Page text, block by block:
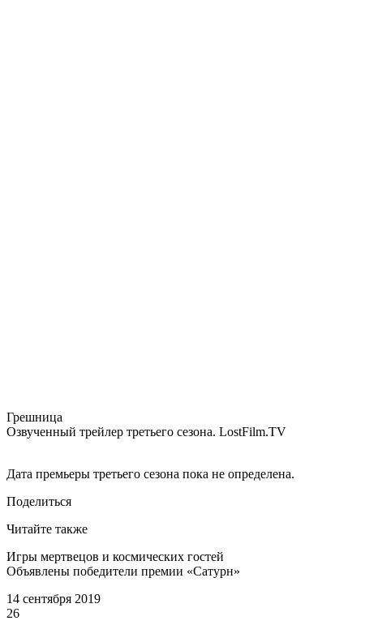
Грешница
Озвученный трейлер третьего сезона. LostFilm.TV
Дата премьеры третьего сезона пока не определена.
Поделиться
Читайте также
Игры мертвецов и космических гостей
Объявлены победители премии «Сатурн»
14 сентября 2019
26